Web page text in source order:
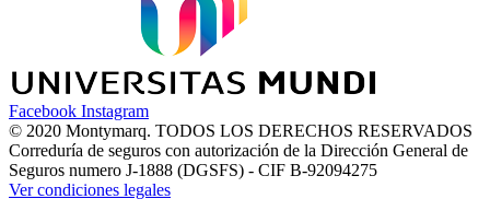
Facebook Instagram
© 2020 Montymarq. TODOS LOS DERECHOS RESERVADOS
Correduría de seguros con autorización de la Dirección General de
Seguros numero J-1888 (DGSFS) - CIF B-92094275
Ver condiciones legales